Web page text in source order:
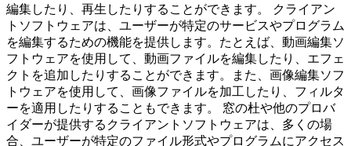
編集したり、再生したりすることができます。 クライアン
トソフトウェアは、ユーザーが特定のサービスやプログラム
を編集するための機能を提供します。たとえば、動画編集ソ
フトウェアを使用して、動画ファイルを編集したり、エフェ
クトを追加したりすることができます。また、画像編集ソフ
トウェアを使用して、画像ファイルを加工したり、フィルタ
ーを適用したりすることもできます。 窓の杜や他のプロバ
イダーが提供するクライアントソフトウェアは、多くの場
合、ユーザーが特定のファイル形式やプログラムにアクセス